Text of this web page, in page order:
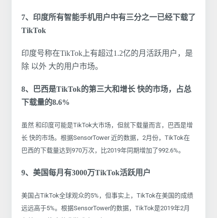
7、印度所有智能手机用户中有三分之一已经下载了
TikTok
印度号称在TikTok上有超过1.2亿的月活跃用户，是
除 以外 大的用户市场。
8、巴西是TikTok的第三大和增长 快的市场，占总
下载量的8.6%
虽然 和印度可能是TikTok大市场，但就下载量而言，巴西是增
长 快的市场。根据SensorTower 近的数据，2月份，TikTok在
巴西的下载量达到970万次，比2019年同期增加了992.6%。
9、美国每月有3000万TikTok活跃用户
美国占TikTok全球观众的5%，但事实上，TikTok在美国的成绩
远远高于5%。根据SensorTower的数据，TikTok是2019年2月